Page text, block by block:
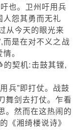
也。卫州吁用兵
人怨其勇而无礼
从今天的眼光来
而是在对不义之战
。
契机:击鼓其镗,
”即打仗。战鼓
舞剑去打仗。乍看
。然而在这热闹的
《湘绮楼说诗》